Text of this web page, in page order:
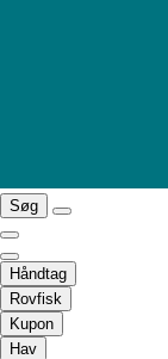
Søg
Håndtag
Rovfisk
Kupon
Hav